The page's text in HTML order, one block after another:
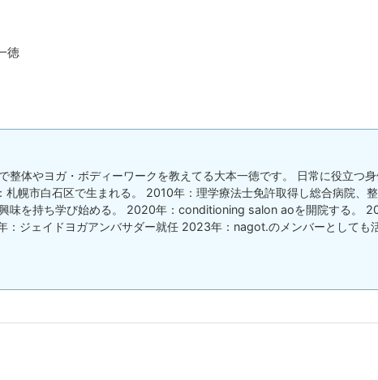
徳
整体やヨガ・ボディーワークを教えてる大本一徳です。 日常に役立つ
札幌市白石区で生まれる。 2010年：理学療法士免許取得し総合病院、
味を持ち学び始める。 2020年：conditioning salon aoを開院する。
：ジェイドヨガアンバサダー就任 2023年：nagot.のメンバーとしても